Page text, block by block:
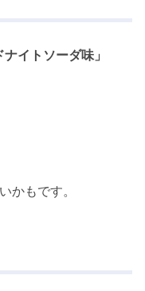
イトソーダ味」
かもです。